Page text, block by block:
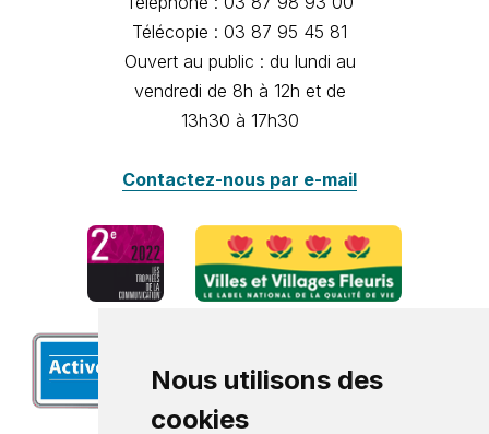
Nous utilisons des
cookies
Télécopie : 03 87 95 45 81
Ouvert au public : du lundi au
vendredi de 8h à 12h et de
13h30 à 17h30
Contactez-nous par e-mail